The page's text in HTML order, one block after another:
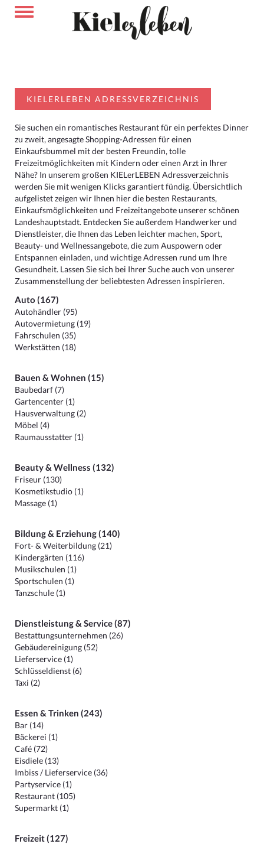
KIELERLEBEN ADRESSVERZEICHNIS
Sie suchen ein romantisches Restaurant für ein perfektes Dinner
zu zweit, angesagte Shopping-Adressen für einen
Einkaufsbummel mit der besten Freundin, tolle
Freizeitmöglichkeiten mit Kindern oder einen Arzt in Ihrer
Nähe? In unserem großen KIELerLEBEN Adressverzeichnis
werden Sie mit wenigen Klicks garantiert fündig. Übersichtlich
aufgelistet zeigen wir Ihnen hier die besten Restaurants,
Einkaufsmöglichkeiten und Freizeitangebote unserer schönen
Landeshauptstadt. Entdecken Sie außerdem Handwerker und
Dienstleister, die Ihnen das Leben leichter machen, Sport,
Beauty- und Wellnessangebote, die zum Auspowern oder
Entspannen einladen, und wichtige Adressen rund um Ihre
Gesundheit. Lassen Sie sich bei Ihrer Suche auch von unserer
Zusammenstellung der beliebtesten Adressen inspirieren.
Auto (167)
Autohändler (95)
Autovermietung (19)
Fahrschulen (35)
Werkstätten (18)
Bauen & Wohnen (15)
Baubedarf (7)
Gartencenter (1)
Hausverwaltung (2)
Möbel (4)
Raumausstatter (1)
Beauty & Wellness (132)
Friseur (130)
Kosmetikstudio (1)
Massage (1)
Bildung & Erziehung (140)
Fort- & Weiterbildung (21)
Kindergärten (116)
Musikschulen (1)
Sportschulen (1)
Tanzschule (1)
Dienstleistung & Service (87)
Bestattungsunternehmen (26)
Gebäudereinigung (52)
Lieferservice (1)
Schlüsseldienst (6)
Taxi (2)
Essen & Trinken (243)
Bar (14)
Bäckerei (1)
Café (72)
Eisdiele (13)
Imbiss / Lieferservice (36)
Partyservice (1)
Restaurant (105)
Supermarkt (1)
Freizeit (127)